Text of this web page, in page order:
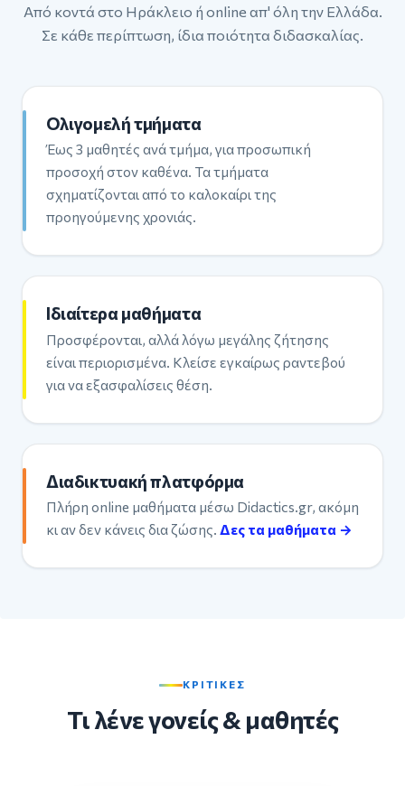
Από κοντά στο Ηράκλειο ή online απ' όλη την Ελλάδα.
Σε κάθε περίπτωση, ίδια ποιότητα διδασκαλίας.
Ολιγομελή τμήματα
Έως 3 μαθητές ανά τμήμα, για προσωπική
προσοχή στον καθένα. Τα τμήματα
σχηματίζονται από το καλοκαίρι της
προηγούμενης χρονιάς.
Ιδιαίτερα μαθήματα
Προσφέρονται, αλλά λόγω μεγάλης ζήτησης
είναι περιορισμένα. Κλείσε εγκαίρως ραντεβού
για να εξασφαλίσεις θέση.
Διαδικτυακή πλατφόρμα
Πλήρη online μαθήματα μέσω Didactics.gr, ακόμη
κι αν δεν κάνεις δια ζώσης. Δες τα μαθήματα →
ΚΡΙΤΙΚΕΣ
Τι λένε γονείς & μαθητές